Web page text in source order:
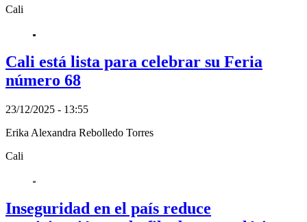
Cali
Cali está lista para celebrar su Feria
número 68
23/12/2025 - 13:55
Erika Alexandra Rebolledo Torres
Cali
Inseguridad en el país reduce